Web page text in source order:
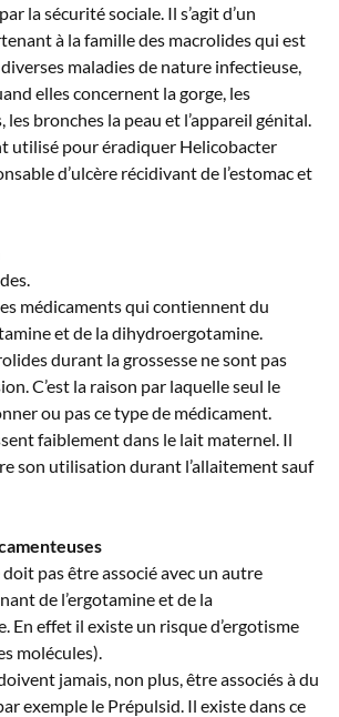
la sécurité sociale. Il s’agit d’un
à la famille des macrolides qui est
maladies de nature infectieuse,
elles concernent la gorge, les
les bronches la peau et l’appareil génital.
utilisé pour éradiquer Helicobacter
d’ulcère récidivant de l’estomac et
médicaments qui contiennent du
et de la dihydroergotamine.
durant la grossesse ne sont pas
C’est la raison par laquelle seul le
ou pas ce type de médicament.
faiblement dans le lait maternel. Il
son utilisation durant l’allaitement sauf
pas être associé avec un autre
de l’ergotamine et de la
En effet il existe un risque d’ergotisme
molécules).
jamais, non plus, être associés à du
exemple le Prépulsid. Il existe dans ce